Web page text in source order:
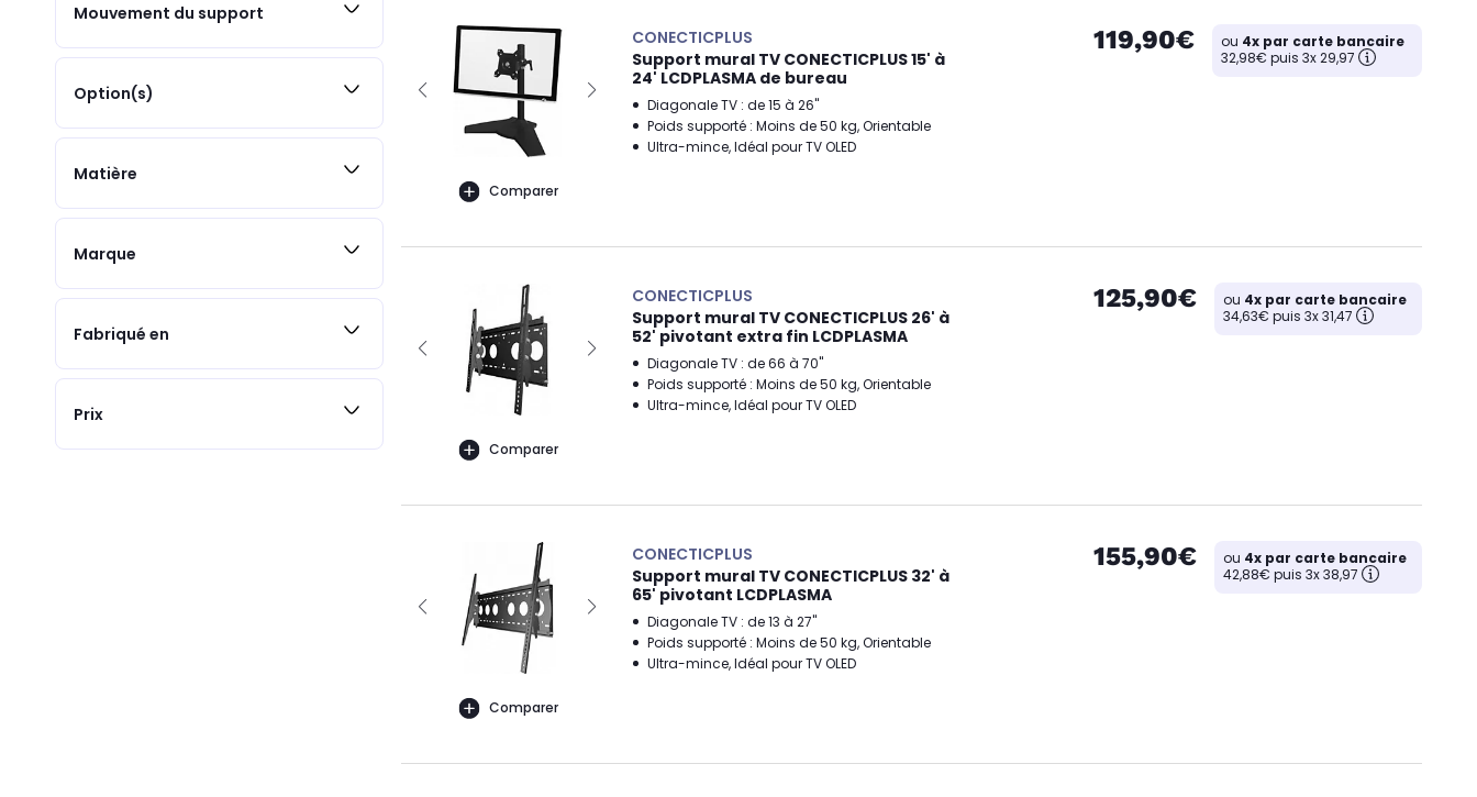
Mouvement du support
Option(s)
Matière
Marque
Fabriqué en
Prix
Comparer
CONECTICPLUS
Support mural TV CONECTICPLUS 15' à
24' LCDPLASMA de bureau
Diagonale TV : de 15 à 26"
Poids supporté : Moins de 50 kg, Orientable
Ultra-mince, Idéal pour TV OLED
119,90€ ou 4x par carte bancaire
32,98€ puis 3x 29,97
Comparer
CONECTICPLUS
Support mural TV CONECTICPLUS 26' à
52' pivotant extra fin LCDPLASMA
Diagonale TV : de 66 à 70"
Poids supporté : Moins de 50 kg, Orientable
Ultra-mince, Idéal pour TV OLED
125,90€ ou 4x par carte bancaire
34,63€ puis 3x 31,47
Comparer
CONECTICPLUS
Support mural TV CONECTICPLUS 32' à
65' pivotant LCDPLASMA
Diagonale TV : de 13 à 27"
Poids supporté : Moins de 50 kg, Orientable
Ultra-mince, Idéal pour TV OLED
155,90€ ou 4x par carte bancaire
42,88€ puis 3x 38,97